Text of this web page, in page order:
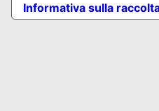
Informativa sulla